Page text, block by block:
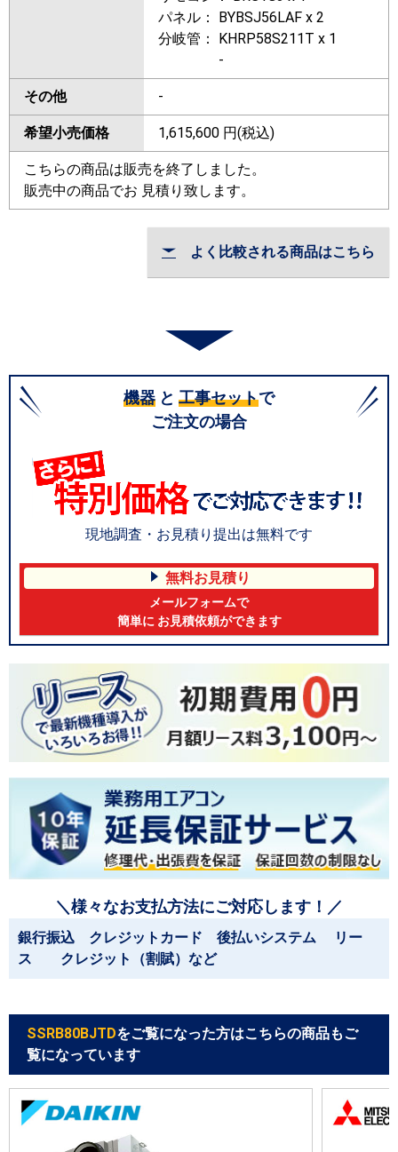
パネル： BYBSJ56LAF x 2
分岐管： KHRP58S211T x 1
-
その他 -
希望小売価格 1,615,600 円(税込)
こちらの商品は販売を終了しました。
販売中の商品でお 見積り致します。
よく比較される商品はこちら
機器 と 工事セットで
ご注文の場合
現地調査・お見積り提出は無料です
無料お見積り
メールフォームで
簡単に お見積依頼ができます
＼様々なお支払方法にご対応します！／
銀行振込 クレジットカード 後払いシステム リー
ス クレジット（割賦）など
SSRB80BJTDをご覧になった方はこちらの商品もご
覧になっています